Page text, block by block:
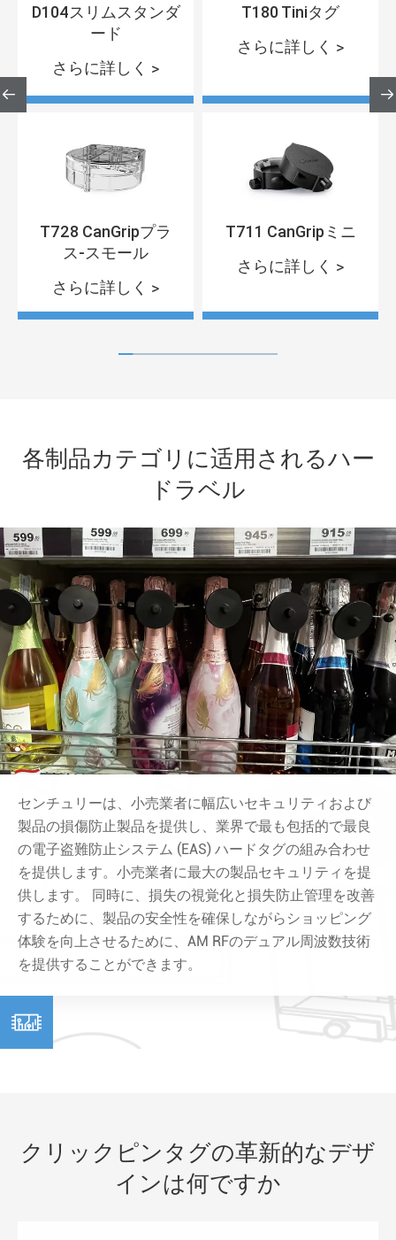
D104スリムスタンダ
ード
さらに詳しく >
T180 Tiniタグ
さらに詳しく >
T728 CanGripプラ
ス-スモール
さらに詳しく >
T711 CanGripミニ
さらに詳しく >
 
各制品カテゴリに适用されるハー
ドラベル
センチュリーは、小売業者に幅広いセキュリティおよび
製品の損傷防止製品を提供し、業界で最も包括的で最良
の電子盗難防止システム (EAS) ハードタグの組み合わせ
を提供します。小売業者に最大の製品セキュリティを提
供します。 同時に、損失の視覚化と損失防止管理を改善
するために、製品の安全性を確保しながらショッピング
体験を向上させるために、AM RFのデュアル周波数技術
を提供することができます。

クリックピンタグの革新的なデザ
インは何ですか